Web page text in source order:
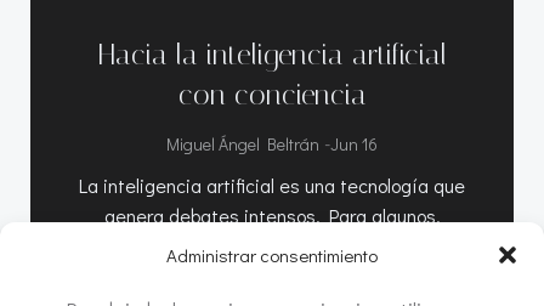
Administrar consentimiento
Hacia la inteligencia artificial
con conciencia
Miguel Ángel Beltrán -Jun 16
La inteligencia artificial es una tecnología que
genera debates intensos. Para algunos,
anuncia […]